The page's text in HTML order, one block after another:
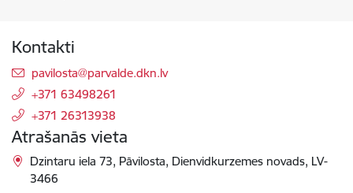
Kontakti
E-pasts:
pavilosta@parvalde.dkn.lv
+371 63498261
+371 26313938
Atrašanās vieta
Dzintaru iela 73, Pāvilosta, Dienvidkurzemes novads, LV-
3466